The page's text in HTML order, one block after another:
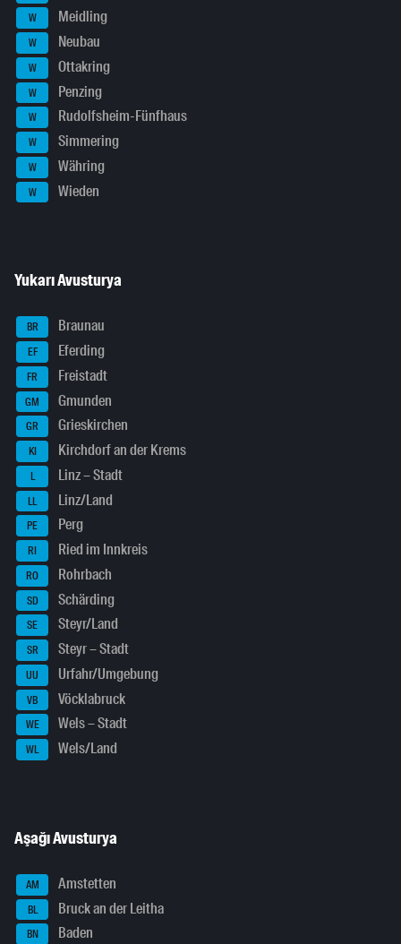
W Meidling
W Neubau
W Ottakring
W Penzing
W Rudolfsheim-Fünfhaus
W Simmering
W Währing
W Wieden
Yukarı Avusturya
BR Braunau
EF Eferding
FR Freistadt
GM Gmunden
GR Grieskirchen
KI Kirchdorf an der Krems
L Linz – Stadt
LL Linz/Land
PE Perg
RI Ried im Innkreis
RO Rohrbach
SD Schärding
SE Steyr/Land
SR Steyr – Stadt
UU Urfahr/Umgebung
VB Vöcklabruck
WE Wels – Stadt
WL Wels/Land
Aşağı Avusturya
AM Amstetten
BL Bruck an der Leitha
BN Baden